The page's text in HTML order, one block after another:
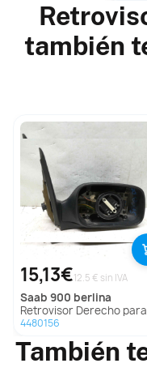
también
15,13€12.5 € sin IVA
saab 900 berlina
Retrovisor Derecho para Saab 900 Berlina
4480156
También